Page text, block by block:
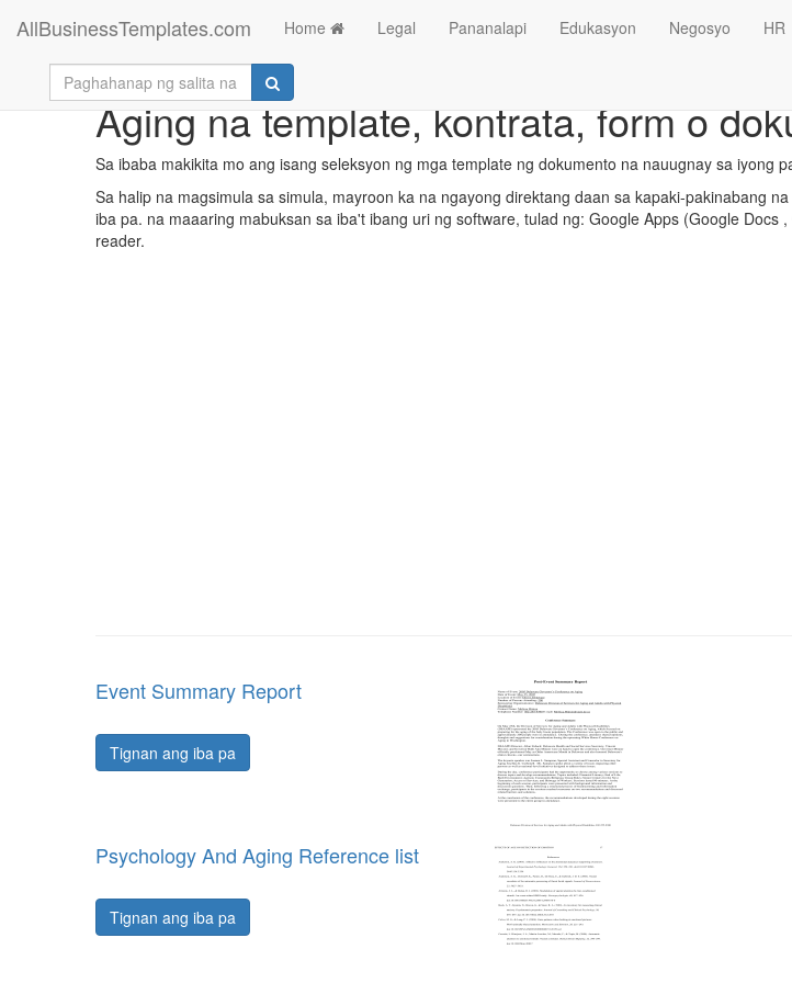
AllBusinessTemplates.com Home Legal Pananalapi Edukasyon Negosyo HR
Aging na template, kontrata, form o
Sa ibaba makikita mo ang isang seleksyon ng mga template ng dokumento na nauugnay sa iyong
Sa halip na magsimula sa simula, mayroon ka na ngayong direktang daan sa kapaki-pakinabang
iba pa. na maaaring mabuksan sa iba't ibang uri ng software, tulad ng: Google Apps (Google
reader.
Event Summary Report
Tignan ang iba pa
Psychology And Aging Reference list
Tignan ang iba pa